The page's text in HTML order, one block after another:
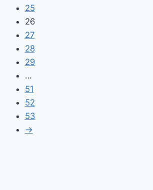
25
26
27
28
29
…
51
52
53
→